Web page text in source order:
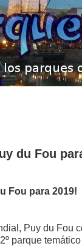
du Fou
Fou para 2019!
Puy du Fou
parque